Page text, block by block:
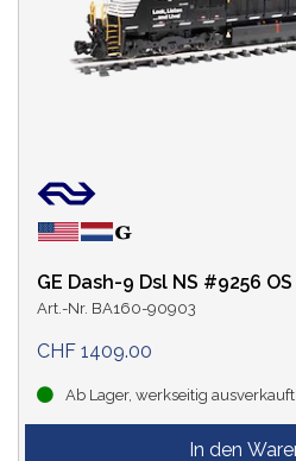
GE Dash-9 Dsl NS #9256 OS
Art.-Nr. BA160-90903
CHF 1409.00
Ab Lager, werkseitig ausverkauft